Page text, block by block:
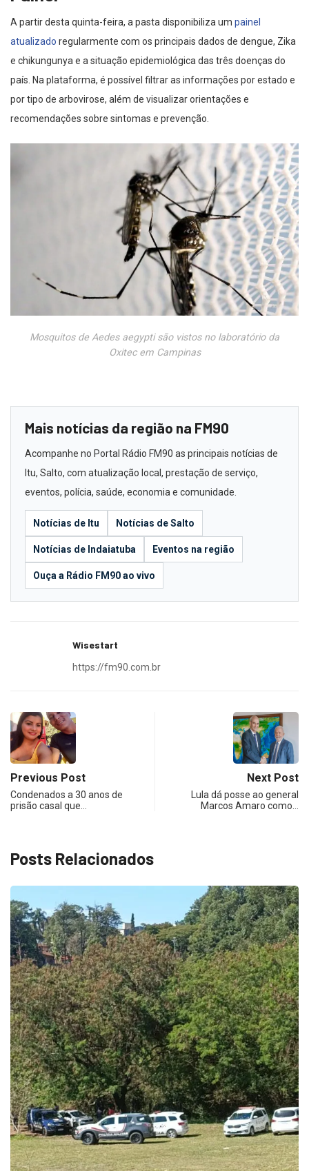
A partir desta quinta-feira, a pasta disponibiliza um painel
atualizado regularmente com os principais dados de dengue, Zika
e chikungunya e a situação epidemiológica das três doenças do
país. Na plataforma, é possível filtrar as informações por estado e
por tipo de arbovirose, além de visualizar orientações e
recomendações sobre sintomas e prevenção.
Mosquitos de Aedes aegypti são vistos no laboratório da
Oxitec em Campinas
Mais notícias da região na FM90
Acompanhe no Portal Rádio FM90 as principais notícias de
Itu, Salto, com atualização local, prestação de serviço,
eventos, polícia, saúde, economia e comunidade.
Notícias de Itu Notícias de Salto
Notícias de Indaiatuba Eventos na região
Ouça a Rádio FM90 ao vivo
Wisestart
https://fm90.com.br
Previous Post
Condenados a 30 anos de
prisão casal que…
Next Post
Lula dá posse ao general
Marcos Amaro como…
Posts Relacionados
ECONOMIA
Queda dos empregos formais em Itu reflete...
agosto 6, 2026